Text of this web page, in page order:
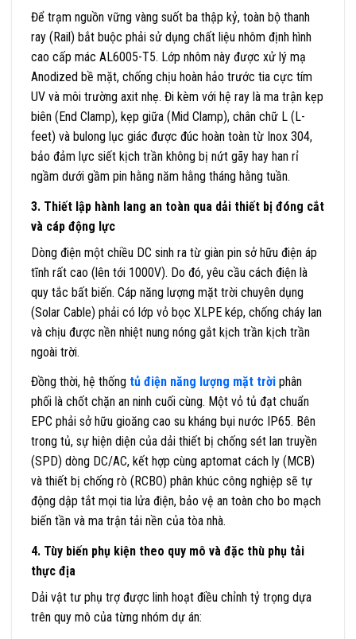
Để trạm nguồn vững vàng suốt ba thập kỷ, toàn bộ thanh
ray (Rail) bắt buộc phải sử dụng chất liệu nhôm định hình
cao cấp mác AL6005-T5. Lớp nhôm này được xử lý mạ
Anodized bề mặt, chống chịu hoàn hảo trước tia cực tím
UV và môi trường axit nhẹ. Đi kèm với hệ ray là ma trận kẹp
biên (End Clamp), kẹp giữa (Mid Clamp), chân chữ L (L-
feet) và bulong lục giác được đúc hoàn toàn từ Inox 304,
bảo đảm lực siết kịch trần không bị nứt gãy hay han rỉ
ngầm dưới gầm pin hằng năm hằng tháng hằng tuần.
3. Thiết lập hành lang an toàn qua dải thiết bị đóng cắt
và cáp động lực
Dòng điện một chiều DC sinh ra từ giàn pin sở hữu điện áp
tĩnh rất cao (lên tới 1000V). Do đó, yêu cầu cách điện là
quy tắc bất biến. Cáp năng lượng mặt trời chuyên dụng
(Solar Cable) phải có lớp vỏ bọc XLPE kép, chống cháy lan
và chịu được nền nhiệt nung nóng gắt kịch trần kịch trần
ngoài trời.
Đồng thời, hệ thống tủ điện năng lượng mặt trời phân
phối là chốt chặn an ninh cuối cùng. Một vỏ tủ đạt chuẩn
EPC phải sở hữu gioăng cao su kháng bụi nước IP65. Bên
trong tủ, sự hiện diện của dải thiết bị chống sét lan truyền
(SPD) dòng DC/AC, kết hợp cùng aptomat cách ly (MCB)
và thiết bị chống rò (RCBO) phân khúc công nghiệp sẽ tự
động dập tắt mọi tia lửa điện, bảo vệ an toàn cho bo mạch
biến tần và ma trận tải nền của tòa nhà.
4. Tùy biến phụ kiện theo quy mô và đặc thù phụ tải
thực địa
Dải vật tư phụ trợ được linh hoạt điều chỉnh tỷ trọng dựa
trên quy mô của từng nhóm dự án: